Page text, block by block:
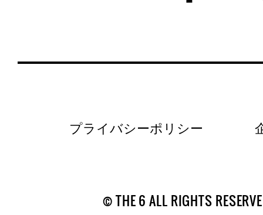
プライバシーポリシー
© THE 6 ALL RIGHTS